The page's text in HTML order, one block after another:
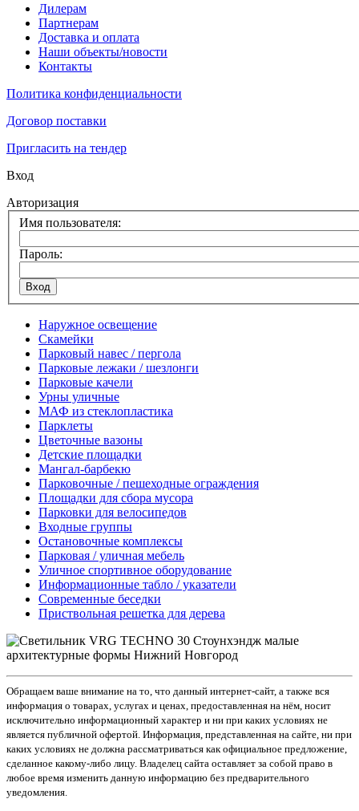
Дилерам
Партнерам
Доставка и оплата
Наши объекты/новости
Контакты
Политика конфиденциальности
Договор поставки
Пригласить на тендер
Вход
Авторизация
Имя пользователя:
Пароль:
Наружное освещение
Скамейки
Парковый навес / пергола
Парковые лежаки / шезлонги
Парковые качели
Урны уличные
МАФ из стеклопластика
Парклеты
Цветочные вазоны
Детские площадки
Мангал-барбекю
Парковочные / пешеходные ограждения
Площадки для сбора мусора
Парковки для велосипедов
Входные группы
Остановочные комплексы
Парковая / уличная мебель
Уличное спортивное оборудование
Информационные табло / указатели
Современные беседки
Приствольная решетка для дерева
Обращаем ваше внимание на то, что данный интернет-сайт, а также вся
информация о товарах, услугах и ценах, предоставленная на нём, носит
исключительно информационный характер и ни при каких условиях не
является публичной офертой. Информация, представленная на сайте, ни при
каких условиях не должна рассматриваться как официальное предложение,
сделанное какому-либо лицу. Владелец сайта оставляет за собой право в
любое время изменить данную информацию без предварительного
уведомления.